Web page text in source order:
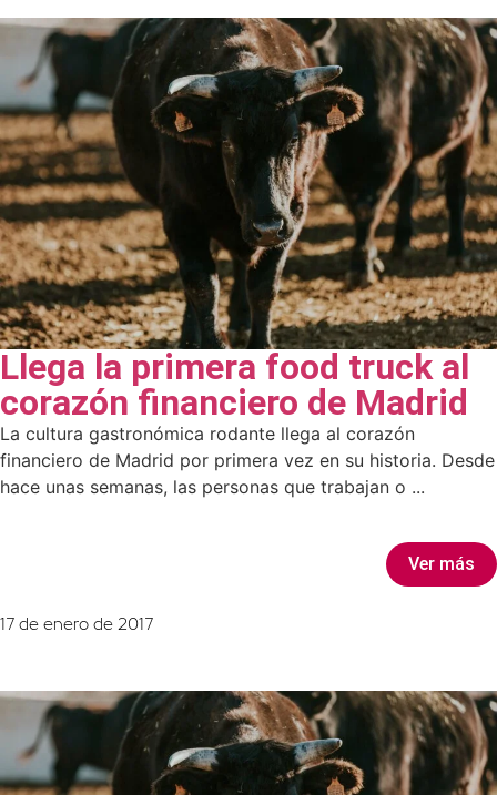
Llega la primera food truck al
corazón financiero de Madrid
La cultura gastronómica rodante llega al corazón
financiero de Madrid por primera vez en su historia. Desde
hace unas semanas, las personas que trabajan o ...
Ver más
17 de enero de 2017